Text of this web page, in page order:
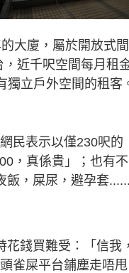
大廈，屬於開放式間
近千呎空間每月租
獨立戶外空間的租客
民表示以僅230呎的
，真係貴」；也有
飯，屎尿，避孕套
花錢買難受：「信我
雀屎平台鋪塵走唔